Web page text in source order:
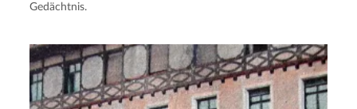
Gedächtnis.